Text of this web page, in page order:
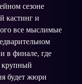
сезоне
кастинг и
все мыслимые
в финале, где
крупный
будет жюри